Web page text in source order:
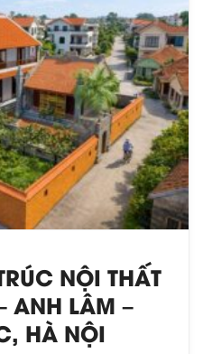
NỘI THẤT
ANH LÂM –
HÀ NỘI